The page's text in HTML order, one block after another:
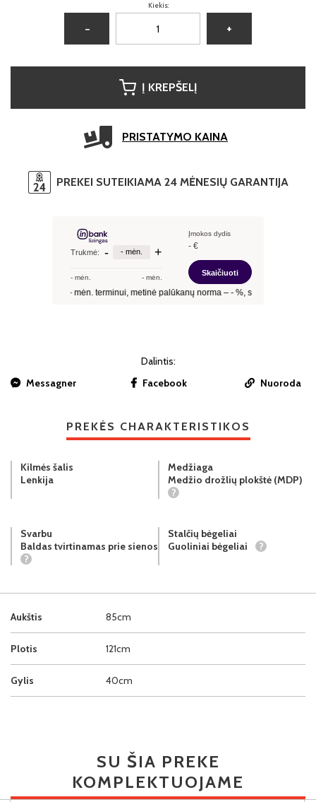
Kiekis:
− +
Į KREPŠELĮ
PRISTATYMO KAINA
PREKEI SUTEIKIAMA 24 MĖNESIŲ GARANTIJA
Dalintis:
Messagner
Facebook Nuoroda
PREKĖS CHARAKTERISTIKOS
Aukštis 85cm
Plotis 121cm
Gylis 40cm
Kilmės šalis
Lenkija
Medžiaga
Medžio drožlių plokštė (MDP)
?
Svarbu
Baldas tvirtinamas prie sienos
?
Stalčių bėgeliai
Guoliniai bėgeliai
?
SU ŠIA PREKE
KOMPLEKTUOJAME